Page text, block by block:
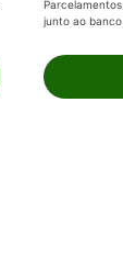
junto ao banco